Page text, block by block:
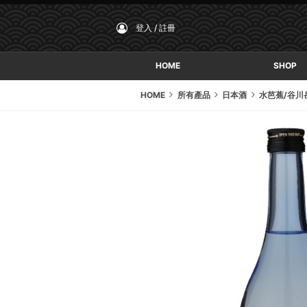
登入 / 註冊
HOME SHOP
HOME 所有產品 日本酒 水芭蕉/谷川